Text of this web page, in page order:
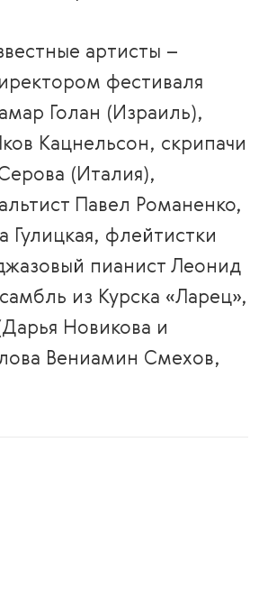
артисты –
фестиваля
Голан (Израиль),
Кацнельсон, скрипачи
(Италия),
Павел Романенко,
флейтистки
пианист Леонид
из Курска «Ларец»,
Новикова и
Вениамин Смехов,